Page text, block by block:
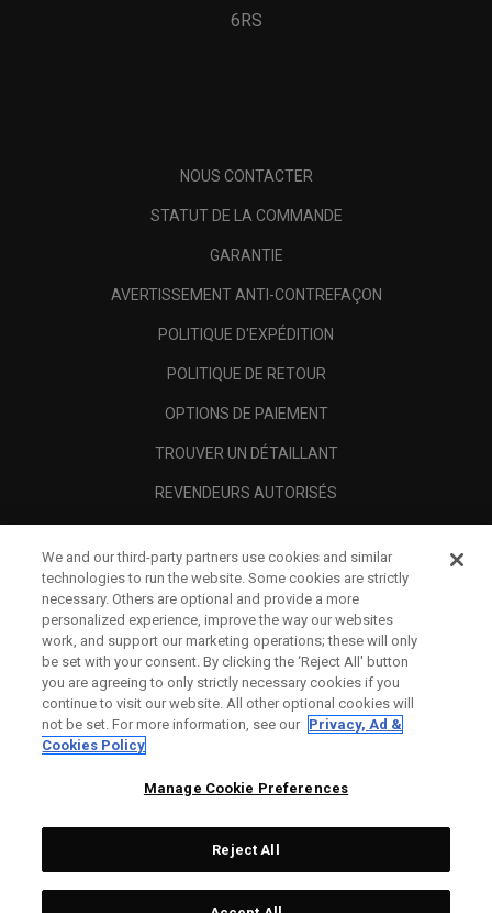
6RS
NOUS CONTACTER
STATUT DE LA COMMANDE
GARANTIE
AVERTISSEMENT ANTI-CONTREFAÇON
POLITIQUE D'EXPÉDITION
POLITIQUE DE RETOUR
OPTIONS DE PAIEMENT
TROUVER UN DÉTAILLANT
REVENDEURS AUTORISÉS
A PROPOS
MENTIONS LÉGALES
Topgolf Callaway Brands.
We and our third-party partners use cookies and similar
technologies to run the website. Some cookies are strictly
necessary. Others are optional and provide a more
personalized experience, improve the way our websites
work, and support our marketing operations; these will only
be set with your consent. By clicking the ‘Reject All' button
you are agreeing to only strictly necessary cookies if you
continue to visit our website. All other optional cookies will
not be set. For more information, see our Privacy, Ad &
Cookies Policy
Manage Cookie Preferences
Reject All